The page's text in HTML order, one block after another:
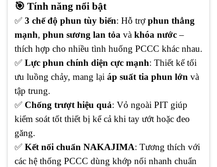
🎯 Tính năng nổi bật
✅ 3 chế độ phun tùy biến: Hỗ trợphun thẳng
mạnh, phun sương lan tỏa và khóa nước–
thích hợp cho nhiều tình huống PCCC khác nhau.
✅ Lực phun chính diện cực mạnh: Thiết kế tối
ưu luồng chảy, mang lại áp suất tia phun lớn và
tập trung.
✅ Chống trượt hiệu quả: Vỏ ngoài PIT giúp
kiểm soát tốt thiết bị kể cả khi tay ướt hoặc đeo
găng.
✅ Kết nối chuẩn NAKAJIMA: Tương thích với
các hệ thống PCCC dùng khớp nối nhanh chuẩn